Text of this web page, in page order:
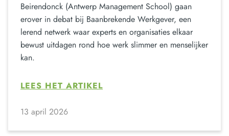
Beirendonck (Antwerp Management School) gaan
erover in debat bij Baanbrekende Werkgever, een
lerend netwerk waar experts en organisaties elkaar
bewust uitdagen rond hoe werk slimmer en menselijker
kan.
LEES HET ARTIKEL
13 april 2026